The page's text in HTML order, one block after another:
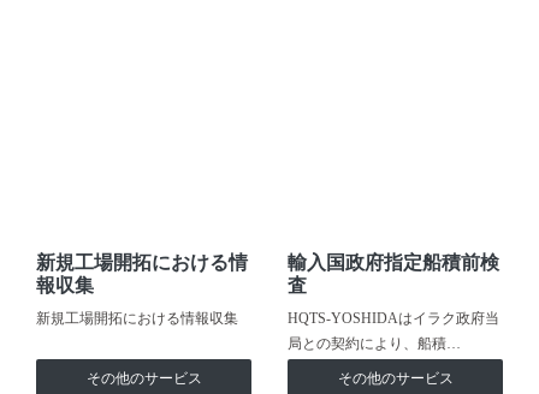
新規工場開拓における情
報収集
新規工場開拓における情報収集
その他のサービス
輸入国政府指定船積前検
査
HQTS-YOSHIDAはイラク政府当
局との契約により、船積…
その他のサービス